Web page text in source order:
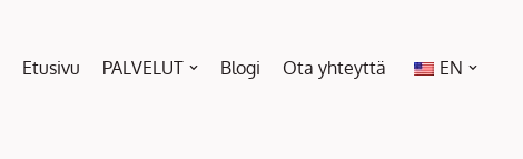
Etusivu PALVELUT Blogi Ota yhteyttä EN